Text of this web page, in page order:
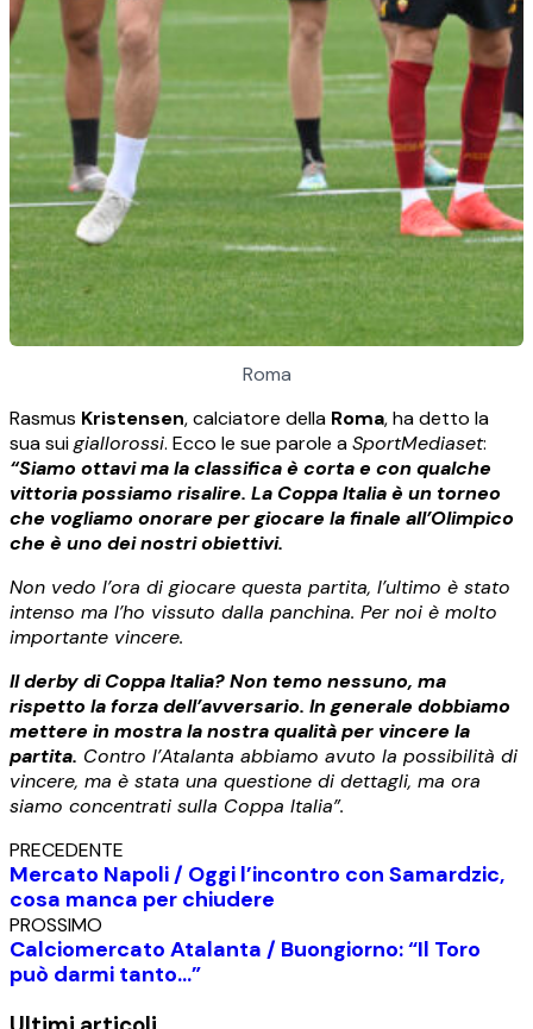
Roma
Rasmus Kristensen, calciatore della Roma, ha detto la
sua suigiallorossi. Ecco le sue parole aSportMediaset:
“Siamo ottavi ma la classifica è corta e con qualche
vittoria possiamo risalire. La Coppa Italia è un torneo
che vogliamo onorare per giocare la finale all’Olimpico
che è uno dei nostri obiettivi.
Non vedo l’ora di giocare questa partita, l’ultimo è stato
intenso ma l’ho vissuto dalla panchina. Per noi è molto
importante vincere.
Il derby di Coppa Italia? Non temo nessuno, ma
rispetto la forza dell’avversario. In generale dobbiamo
mettere in mostra la nostra qualità per vincere la
partita. Contro l’Atalanta abbiamo avuto la possibilità di
vincere, ma è stata una questione di dettagli, ma ora
siamo concentrati sulla Coppa Italia”.
PRECEDENTE
Mercato Napoli / Oggi l’incontro con Samardzic,
cosa manca per chiudere
PROSSIMO
Calciomercato Atalanta / Buongiorno: “Il Toro
può darmi tanto…”